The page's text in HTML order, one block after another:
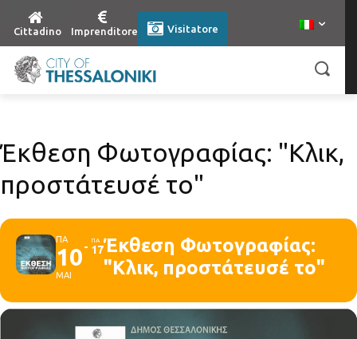
Cittadino Imprenditore Visitatore
Έκθεση Φωτογραφίας: "Κλικ,
προστάτευσέ το"
ΠΑ
10
ΜΑΙ
ΠΑ
17Έκθεση Φωτογραφίας:
"Κλικ, προστάτευσέ το"